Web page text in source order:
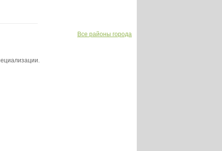
Все районы города